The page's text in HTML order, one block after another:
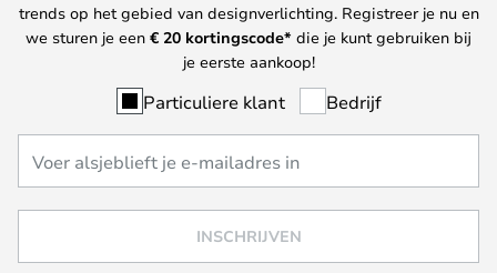
trends op het gebied van designverlichting. Registreer je nu en
we sturen je een € 20 kortingscode* die je kunt gebruiken bij
je eerste aankoop!
Particuliere klant Bedrijf
INSCHRIJVEN